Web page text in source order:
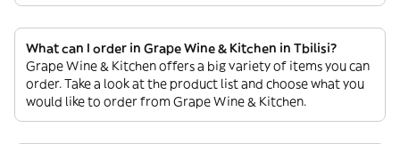
What can I order in Grape Wine & Kitchen in Tbilisi?
Grape Wine & Kitchen offers a big variety of items you can
order. Take a look at the product list and choose what you
would like to order from Grape Wine & Kitchen.